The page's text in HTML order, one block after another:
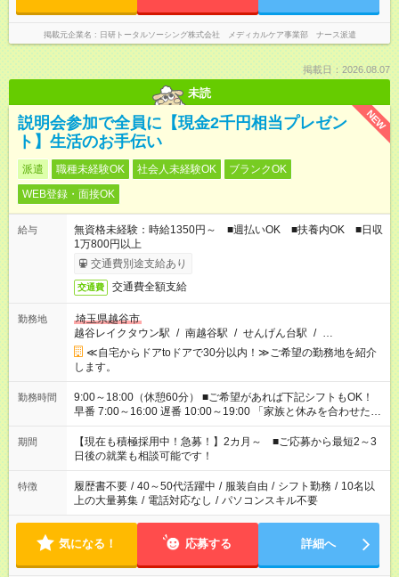
掲載元企業名 日研トータルソーシング株式会社 メディカルケア事業部 ナース派遣
掲載日：2026.08.07
未読
NEW
説明会参加で全員に【現金2千円相当プレゼン
ト】生活のお手伝い
派遣 職種未経験OK 社会人未経験OK
ブランクOK
WEB登録・面接OK
給与
無資格未経験：時給1350円～ ■週払いOK ■扶養内OK ■日収
1万800円以上
交通費別途支給あり
交通費 交通費全額支給
勤務地
埼玉県越谷市
越谷レイクタウン駅 / 南越谷駅 / せんげん台駅 / …
≪自宅からドアtoドアで30分以内！≫ご希望の勤務地を紹介
します。
勤務時間
9:00～18:00（休憩60分） ■ご希望があれば下記シフトもOK！
早番 7:00～16:00 遅番 10:00～19:00 「家族と休みを合わせた
い」 「余裕を持って夕飯の準備がしたい」 「できれば残業はし
たくない」 など、ご希望を教えてくださいね。 ※Wワーク希望
の方へ 今ご覧のお仕事で希望する勤務時間と、もう1つのお仕事
の勤務時間。 合計で週40時間を超える場合は応募できません。
期間
【現在も積極採用中！急募！】2カ月～ ■ご応募から最短2～3
日後の就業も相談可能です！
特徴 履歴書不要 / 40～50代活躍中 / 服装自由 / シフト勤務 / 10名以
上の大量募集 / 電話対応なし / パソコンスキル不要
気になる！ 応募する 詳細へ